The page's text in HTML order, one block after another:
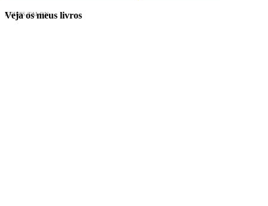
EVINIS TALON
Veja os meus livros